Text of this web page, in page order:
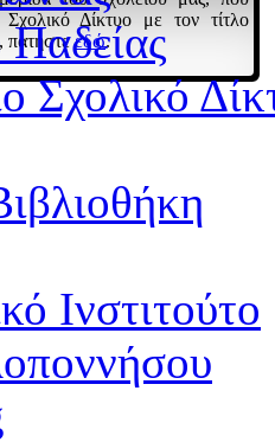
Δίκτυο με τον τίτλο
πατήστεεδώ.
Σχολικό
Ινστιτούτο